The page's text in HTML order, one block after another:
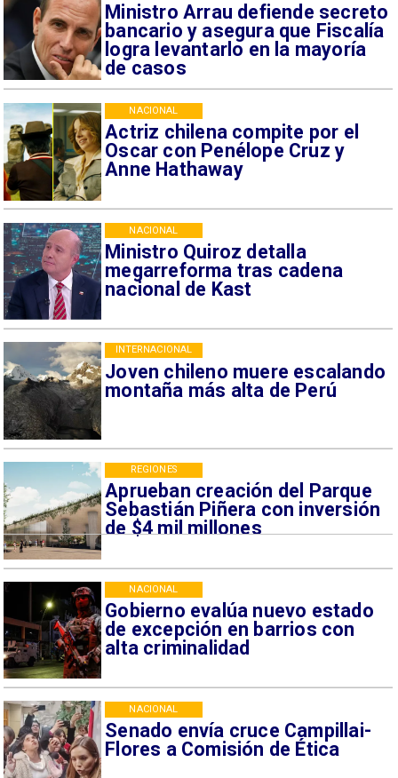
Ministro Arrau defiende secreto
bancario y asegura que Fiscalía
logra levantarlo en la mayoría
de casos
Actriz chilena compite por el
Oscar con Penélope Cruz y
Anne Hathaway
NACIONAL
Ministro Quiroz detalla
megarreforma tras cadena
nacional de Kast
NACIONAL
Joven chileno muere escalando
montaña más alta de Perú
INTERNACIONAL
Aprueban creación del Parque
Sebastián Piñera con inversión
de $4 mil millones
REGIONES
Gobierno evalúa nuevo estado
de excepción en barrios con
alta criminalidad
NACIONAL
Senado envía cruce Campillai-
Flores a Comisión de Ética
NACIONAL